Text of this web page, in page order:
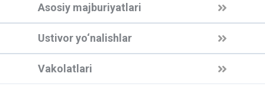
Asosiy majburiyatlari
Ustivor yo‘nalishlar
Vakolatlari